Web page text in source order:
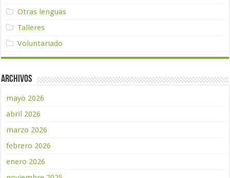
Otras lenguas
Talleres
Voluntariado
Archivos
mayo 2026
abril 2026
marzo 2026
febrero 2026
enero 2026